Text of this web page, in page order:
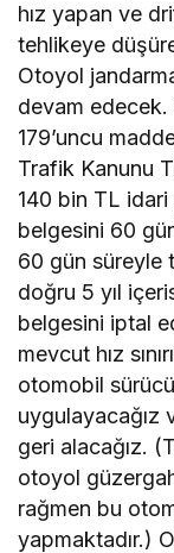
hız yapan ve
tehlikeye
Otoyol
devam edecek.
179’uncu
Trafik Kanunu
140 bin TL idari
belgesini 60
60 gün süreyle
doğru 5 yıl
belgesini iptal
mevcut hız
otomobil
uygulayacağız
geri alacağız.
otoyol
rağmen bu
yapmaktadır.)